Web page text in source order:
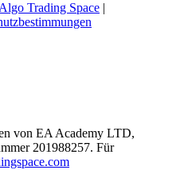
Algo Trading Space |
von EA Academy LTD,
201988257. Für